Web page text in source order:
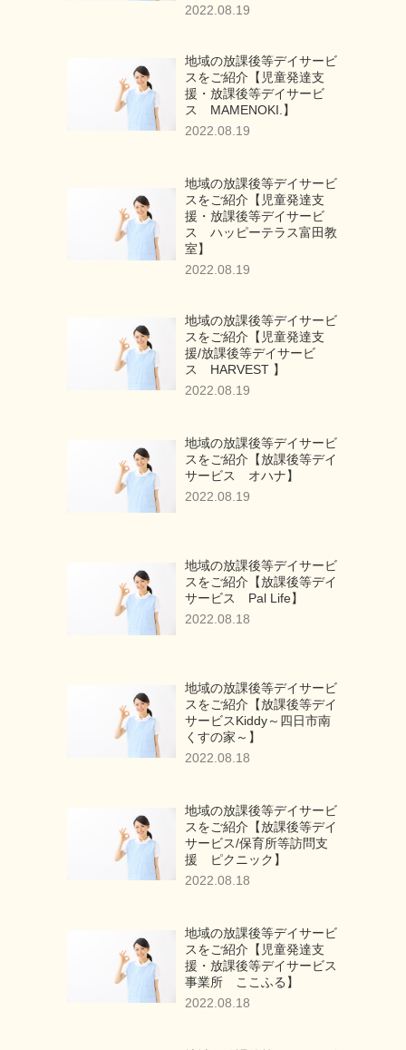
2022.08.19
地域の放課後等デイサービ
スをご紹介【児童発達支
援・放課後等デイサービ
ス MAMENOKI.】
2022.08.19
地域の放課後等デイサービ
スをご紹介【児童発達支
援・放課後等デイサービ
ス ハッピーテラス富田教
室】
2022.08.19
地域の放課後等デイサービ
スをご紹介【児童発達支
援/放課後等デイサービ
ス HARVEST 】
2022.08.19
地域の放課後等デイサービ
スをご紹介【放課後等デイ
サービス オハナ】
2022.08.19
地域の放課後等デイサービ
スをご紹介【放課後等デイ
サービス Pal Life】
2022.08.18
地域の放課後等デイサービ
スをご紹介【放課後等デイ
サービスKiddy～四日市南
くすの家～】
2022.08.18
地域の放課後等デイサービ
スをご紹介【放課後等デイ
サービス/保育所等訪問支
援 ピクニック】
2022.08.18
地域の放課後等デイサービ
スをご紹介【児童発達支
援・放課後等デイサービス
事業所 ここふる】
2022.08.18